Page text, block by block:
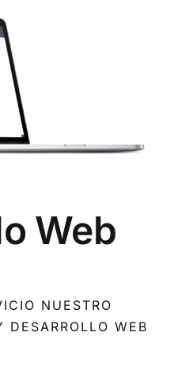
Web
NUESTRO
DESARROLLO WEB